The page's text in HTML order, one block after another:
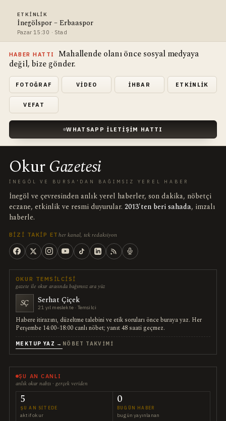
ETKINLIK
İnegölspor – Erbaaspor
Pazar 15:30 · Stad
HABER HATTI
Mahallende olanı önce sosyal medyaya
değil, bize gönder.
FOTOĞRAF VIDEO İHBAR ETKINLIK
VEFAT
WHATSAPP İLETIŞIM HATTI
OkurGazetesi
İNEGÖL VE BURSA'DAN BAĞIMSIZ YEREL HABER
İnegöl ve çevresinden anlık yerel haberler, son dakika, nöbetçi
eczane, etkinlik ve resmi duyurular. 2013'ten beri sahada, imzalı
haberle.
BIZI TAKIP ET her kanal, tek redaksiyon
OKUR TEMSILCISI
gazete ile okur arasında bağımsız ara yüz
SÇ Serhat Çiçek
21 yıl meslekte · Temsilci
Habere itirazını, düzeltme talebini ve etik soruları önce buraya yaz. Her
Perşembe 14:00–18:00 canlı nöbet; yanıt 48 saati geçmez.
MEKTUP YAZ → NÖBET TAKVIMI
ŞU AN CANLI
anlık okur nabzı · gerçek veriden
5
ŞU AN SITEDE
aktif okur
0
BUGÜN HABER
bugün yayınlanan